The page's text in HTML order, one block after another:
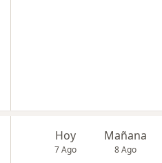
Hoy
7 Ago
Mañana
8 Ago